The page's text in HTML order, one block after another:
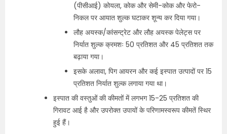
(पीसीआई) कोयला, कोक और सेमी-कोक और फेरो-
निकल पर आयात शुल्क घटाकर शून्य कर दिया गया।
लौह अयस्क/कांसन्ट्रेट और लौह अयस्क पेलेट्स पर
निर्यात शुल्क क्रमशः 50 प्रतिशत और 45 प्रतिशत तक
बढ़ाया गया।
इसके अलावा, पिग आयरन और कई इस्पात उत्पादों पर 15
प्रतिशत निर्यात शुल्क लगाया गया था।
इस्पात की वस्तुओं की कीमतों में लगभग 15-25 प्रतिशत की
गिरावट आई है और उपरोक्त उपायों के परिणामस्वरूप कीमतें स्थिर
हुई हैं।